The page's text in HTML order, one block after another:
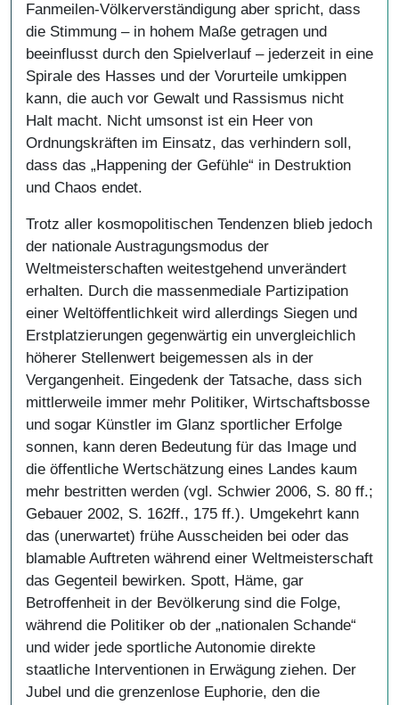
Fanmeilen-Völkerverständigung aber spricht, dass
die Stimmung – in hohem Maße getragen und
beeinflusst durch den Spielverlauf – jederzeit in eine
Spirale des Hasses und der Vorurteile umkippen
kann, die auch vor Gewalt und Rassismus nicht
Halt macht. Nicht umsonst ist ein Heer von
Ordnungskräften im Einsatz, das verhindern soll,
dass das „Happening der Gefühle“ in Destruktion
und Chaos endet.
Trotz aller kosmopolitischen Tendenzen blieb jedoch
der nationale Austragungsmodus der
Weltmeisterschaften weitestgehend unverändert
erhalten. Durch die massenmediale Partizipation
einer Weltöffentlichkeit wird allerdings Siegen und
Erstplatzierungen gegenwärtig ein unvergleichlich
höherer Stellenwert beigemessen als in der
Vergangenheit. Eingedenk der Tatsache, dass sich
mittlerweile immer mehr Politiker, Wirtschaftsbosse
und sogar Künstler im Glanz sportlicher Erfolge
sonnen, kann deren Bedeutung für das Image und
die öffentliche Wertschätzung eines Landes kaum
mehr bestritten werden (vgl. Schwier 2006, S. 80 ff.;
Gebauer 2002, S. 162ff., 175 ff.). Umgekehrt kann
das (unerwartet) frühe Ausscheiden bei oder das
blamable Auftreten während einer Weltmeisterschaft
das Gegenteil bewirken. Spott, Häme, gar
Betroffenheit in der Bevölkerung sind die Folge,
während die Politiker ob der „nationalen Schande“
und wider jede sportliche Autonomie direkte
staatliche Interventionen in Erwägung ziehen. Der
Jubel und die grenzenlose Euphorie, den die